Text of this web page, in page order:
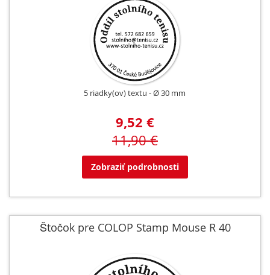
5 riadky(ov) textu Ø 30 mm
9,52 €
11,90 €
Zobraziť podrobnosti
Štočok pre COLOP Stamp Mouse R 40